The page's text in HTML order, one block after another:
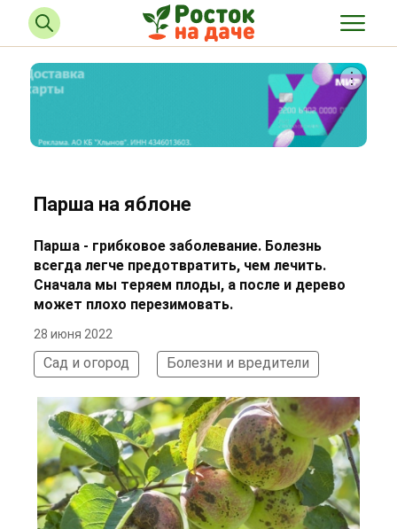
Парша на яблоне
Парша - грибковое заболевание. Болезнь
всегда легче предотвратить, чем лечить.
Сначала мы теряем плоды, а после и дерево
может плохо перезимовать.
28 июня 2022
Сад и огород Болезни и вредители